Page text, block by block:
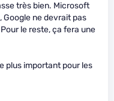
très bien. Microsoft
ne devrait pas
le reste, ça fera une
plus important pour les